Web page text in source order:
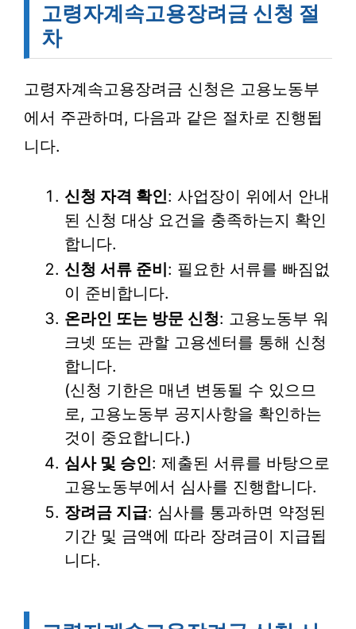
고령자계속고용장려금 신청 절
차
고령자계속고용장려금 신청은 고용노동부
에서 주관하며, 다음과 같은 절차로 진행됩
니다.
신청 자격 확인: 사업장이 위에서 안내
된 신청 대상 요건을 충족하는지 확인
합니다.
신청 서류 준비: 필요한 서류를 빠짐없
이 준비합니다.
온라인 또는 방문 신청: 고용노동부 워
크넷 또는 관할 고용센터를 통해 신청
합니다.
(신청 기한은 매년 변동될 수 있으므
로, 고용노동부 공지사항을 확인하는
것이 중요합니다.)
심사 및 승인: 제출된 서류를 바탕으로
고용노동부에서 심사를 진행합니다.
장려금 지급: 심사를 통과하면 약정된
기간 및 금액에 따라 장려금이 지급됩
니다.